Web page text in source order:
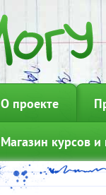
О проекте
Магазин курсов и